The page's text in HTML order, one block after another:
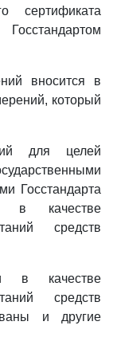
сертификата
вносится в
который
для целей
Госстандарта
в качестве
средств
в качестве
средств
и другие